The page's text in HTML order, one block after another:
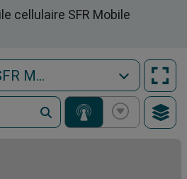
cellulaire SFR Mobile
SFR Mobile